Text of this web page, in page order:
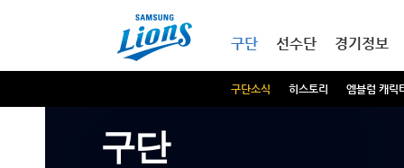
구단
구단소식 히스토리 엠블럼 캐릭
선수단 경기정보
구단